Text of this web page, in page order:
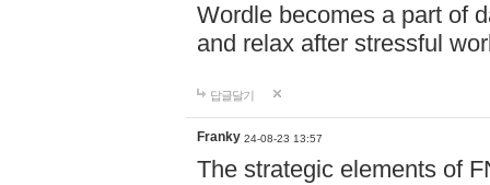
Wordle becomes a part of
and relax after stressful
답글달기
Franky 24-08-23 13:57
The strategic elements of